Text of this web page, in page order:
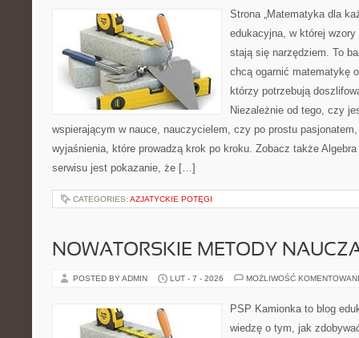
Strona „Matematyka dla
edukacyjna, w której
stają się narzędziem. To
chcą ogarnić matematykę
którzy potrzebują
Niezależnie od tego, czy
wspierającym w nauce, nauczycielem, czy po prostu
wyjaśnienia, które prowadzą krok po kroku. Zobacz także
serwisu jest pokazanie, że […]
CATEGORIES: AZJATYCKIE POTĘGI
NOWATORSKIE METODY
POSTED BY ADMIN LUT - 7 - 2026 MOŻLIWOŚĆ
PSP Kamionka to blog
wiedzę o tym, jak